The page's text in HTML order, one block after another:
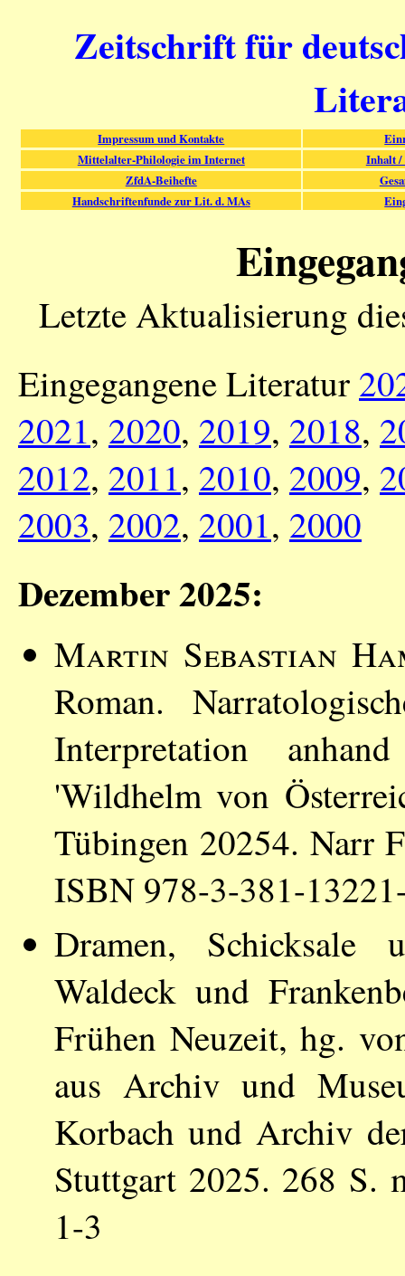
Zeitschrift für
Impressum und Kontakte
Mittelalter-Philologie im Internet
Inhalt /
ZfdA-Beihefte
Handschriftenfunde zur Lit. d. MAs
Letzte Aktualisierung
Eingegangene Literatur
2021, 2020, 2019, 2018,
2012, 2011, 2010, 2009,
2003, 2002, 2001, 2000
Dezember 2025:
Martin Sebastian
Roman.
Interpretation
'Wildhelm von
Tübingen 20254. Narr
ISBN 978-3-381-
Dramen, Schicksale
Waldeck und
Frühen Neuzeit, hg.
aus Archiv und
Korbach und Archiv
Stuttgart 2025. 268 S.
1-3